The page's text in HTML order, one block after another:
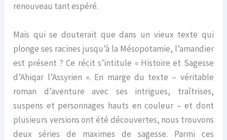
renouveau tant espéré.
Mais qui se douterait que dans un vieux texte qui
plonge ses racines jusqu’à la Mésopotamie, l’amandier
est présent ? Ce récit s’intitule « Histoire et Sagesse
d’Ahiqar l’Assyrien ». En marge du texte – véritable
roman d’aventure avec ses intrigues, traîtrises,
suspens et personnages hauts en couleur – et dont
plusieurs versions ont été découvertes, nous trouvons
deux séries de maximes de sagesse. Parmi ces